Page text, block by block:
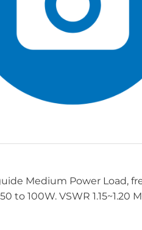
Medium Power Load,
to 100W. VSWR